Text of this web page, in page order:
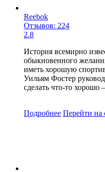
Reebok
Отзывов: 224
2.8
История всемирно
обыкновенного
иметь хорошую
Уильям Фостер
сделать что-то хорошо
Подробнее Перейти на